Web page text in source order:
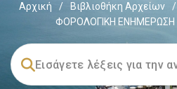
Αρχική / Βιβλιοθήκη Αρχείων /
ΦΟΡΟΛΟΓΙΚΗ ΕΝΗΜΕΡΩΣΗ